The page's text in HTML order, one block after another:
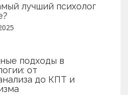
лучший психолог
подходы в
от
до КПТ и